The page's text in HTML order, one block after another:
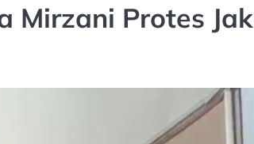
Mirzani Protes